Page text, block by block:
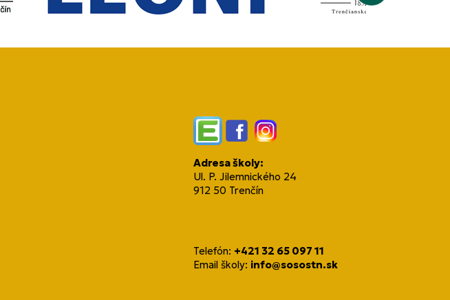
EdupageFacebookInstagram
Adresa školy:
Ul. P. Jilemnického 24
912 50 Trenčín
Telefón: +421 32 65 097 11
Email školy: info@sosostn.sk